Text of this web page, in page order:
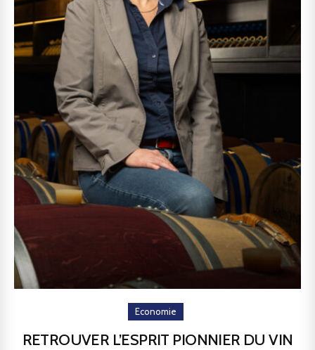
Economie
RETROUVER L’ESPRIT PIONNIER DU VIN